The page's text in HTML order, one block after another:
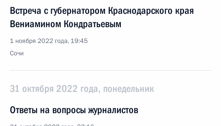
Встреча с губернатором Краснодарского края
Вениамином Кондратьевым
1 ноября 2022 года, 19:45
Сочи
31 октября 2022 года, понедельник
Ответы на вопросы журналистов